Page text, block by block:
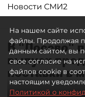
Новости СМИ2
В "Лосево"
выпуск
поставки в
На нашем сайте
файлы. Продолжая
данным сайтом, вы
свое согласие на
файлов cookie в
настоящим
Политикой о